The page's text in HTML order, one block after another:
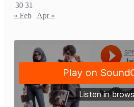
30 31
« Feb
Apr »